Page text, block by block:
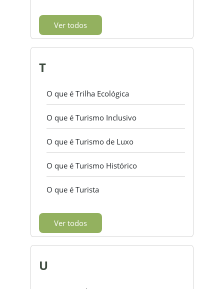
Ver todos
T
O que é Trilha Ecológica
O que é Turismo Inclusivo
O que é Turismo de Luxo
O que é Turismo Histórico
O que é Turista
Ver todos
U